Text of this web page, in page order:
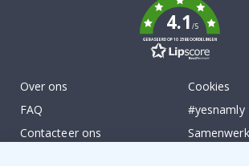
4.1/5
GEBASEERD OP 1025 BEOORDELINGEN
Over ons
FAQ
Contacteer ons
Cookies
#yesnamly